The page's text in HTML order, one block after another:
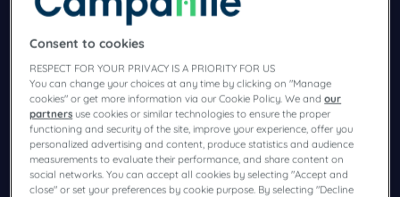
Navigate forward to interact with the calendar and select a
Navigate backward to interact
Añadir un código especial
Consent to cookies
RESPECT FOR YOUR PRIVACY IS A PRIORITY FOR US
You can change your choices at any time by clicking on "Manage
cookies" or get more information via our Cookie Policy. We andour
partners use cookies or similar technologies to ensure the proper
functioning and security of the site, improve your experience, offer you
personalized advertising and content, produce statistics and audience
measurements to evaluate their performance, and share content on
social networks. You can accept all cookies by selecting "Accept and
close" or set your preferences by cookie purpose. By selecting "Decline